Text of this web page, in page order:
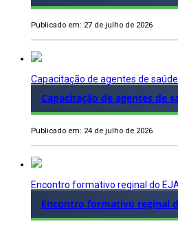
Publicado em: 27 de julho de 2026
Capacitação de agentes de
Capacitação de agentes de
Publicado em: 24 de julho de 2026
Encontro formativo reginal do
Encontro formativo reginal